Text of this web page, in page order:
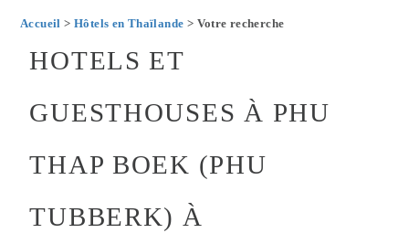
Accueil > Hôtels en Thaïlande > Votre recherche
HOTELS ET
GUESTHOUSES À PHU
THAP BOEK (PHU
TUBBERK) À